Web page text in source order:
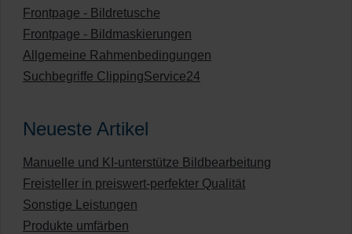
Frontpage - Bildretusche
Frontpage - Bildmaskierungen
Allgemeine Rahmenbedingungen
Suchbegriffe ClippingService24
Neueste Artikel
Manuelle und KI-unterstütze Bildbearbeitung
Freisteller in preiswert-perfekter Qualität
Sonstige Leistungen
Produkte umfärben